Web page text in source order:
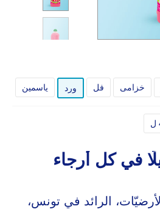
خزامى فل ورد ياسمين
في كل أرجاء
الرائد في تونس،